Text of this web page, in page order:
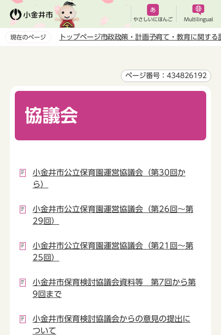
ペ
やさしいにほんご Multilingual
現在のページ トップページ市政政策・計画子育て・教育に関する
ページ番号：434826192
協議会
小金井市公立保育園運営協議会（第30回か
ら）
小金井市公立保育園運営協議会（第26回～第
29回）
小金井市公立保育園運営協議会（第21回～第
25回）
小金井市保育検討協議会資料等 第7回から第
9回まで
小金井市保育検討協議会からの意見の提出に
ついて